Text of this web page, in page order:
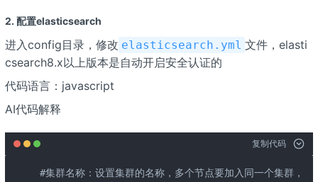
2. 配置elasticsearch
进入config目录，修改 elasticsearch.yml 文件，elasti
csearch8.x以上版本是自动开启安全认证的
代码语言：javascript
AI代码解释
复制代码
#集群名称：设置集群的名称，多个节点要加入同一个集群，需